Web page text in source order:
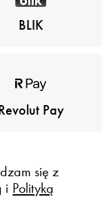
BLIK
Pay
się z
i Polityką